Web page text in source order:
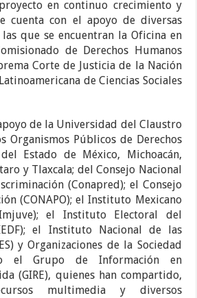
en continuo crecimiento y
cuenta con el apoyo de diversas
que se encuentran la Oficina en
de Derechos Humanos
Corte de Justicia de la Nación
de Ciencias Sociales
de la Universidad del Claustro
Organismos Públicos de Derechos
Estado de México, Michoacán,
y Tlaxcala; del Consejo Nacional
(Conapred); el Consejo
(CONAPO); el Instituto Mexicano
el Instituto Electoral del
el Instituto Nacional de las
y Organizaciones de la Sociedad
el Grupo de Información en
(GIRE), quienes han compartido,
multimedia y diversos